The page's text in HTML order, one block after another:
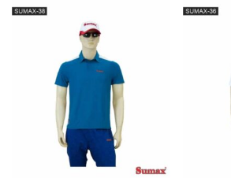
latest